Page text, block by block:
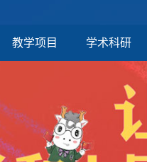
教学项目 学术科研